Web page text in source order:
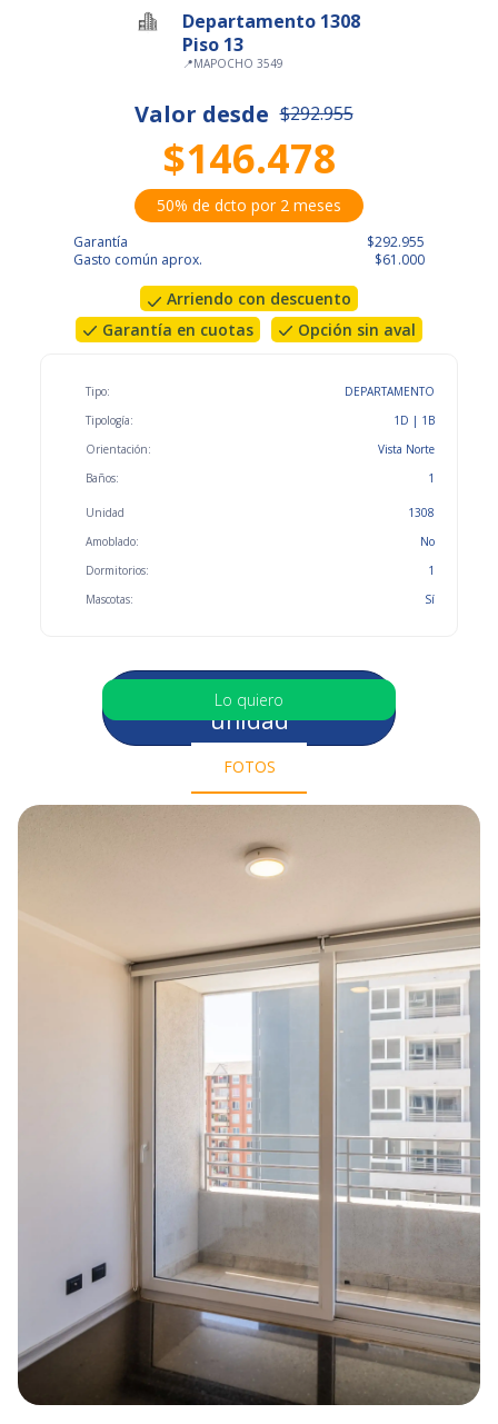
Departamento 1308
Piso 13
📍MAPOCHO 3549
Valor desde $292.955
$146.478
50% de dcto por 2 meses
Garantía
Gasto común aprox.
$292.955
$61.000
Arriendo con descuento
Garantía en cuotas
Opción sin aval
Tipo:
Tipología:
Orientación:
Baños:
DEPARTAMENTO
1D | 1B
Vista Norte
1
Unidad
Amoblado:
Dormitorios:
Mascotas:
1308
No
1
Sí
Selecciona otra
unidad
Lo quiero
FOTOS